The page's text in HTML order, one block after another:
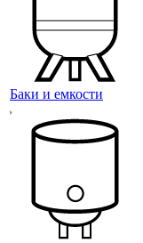
Баки и емкости